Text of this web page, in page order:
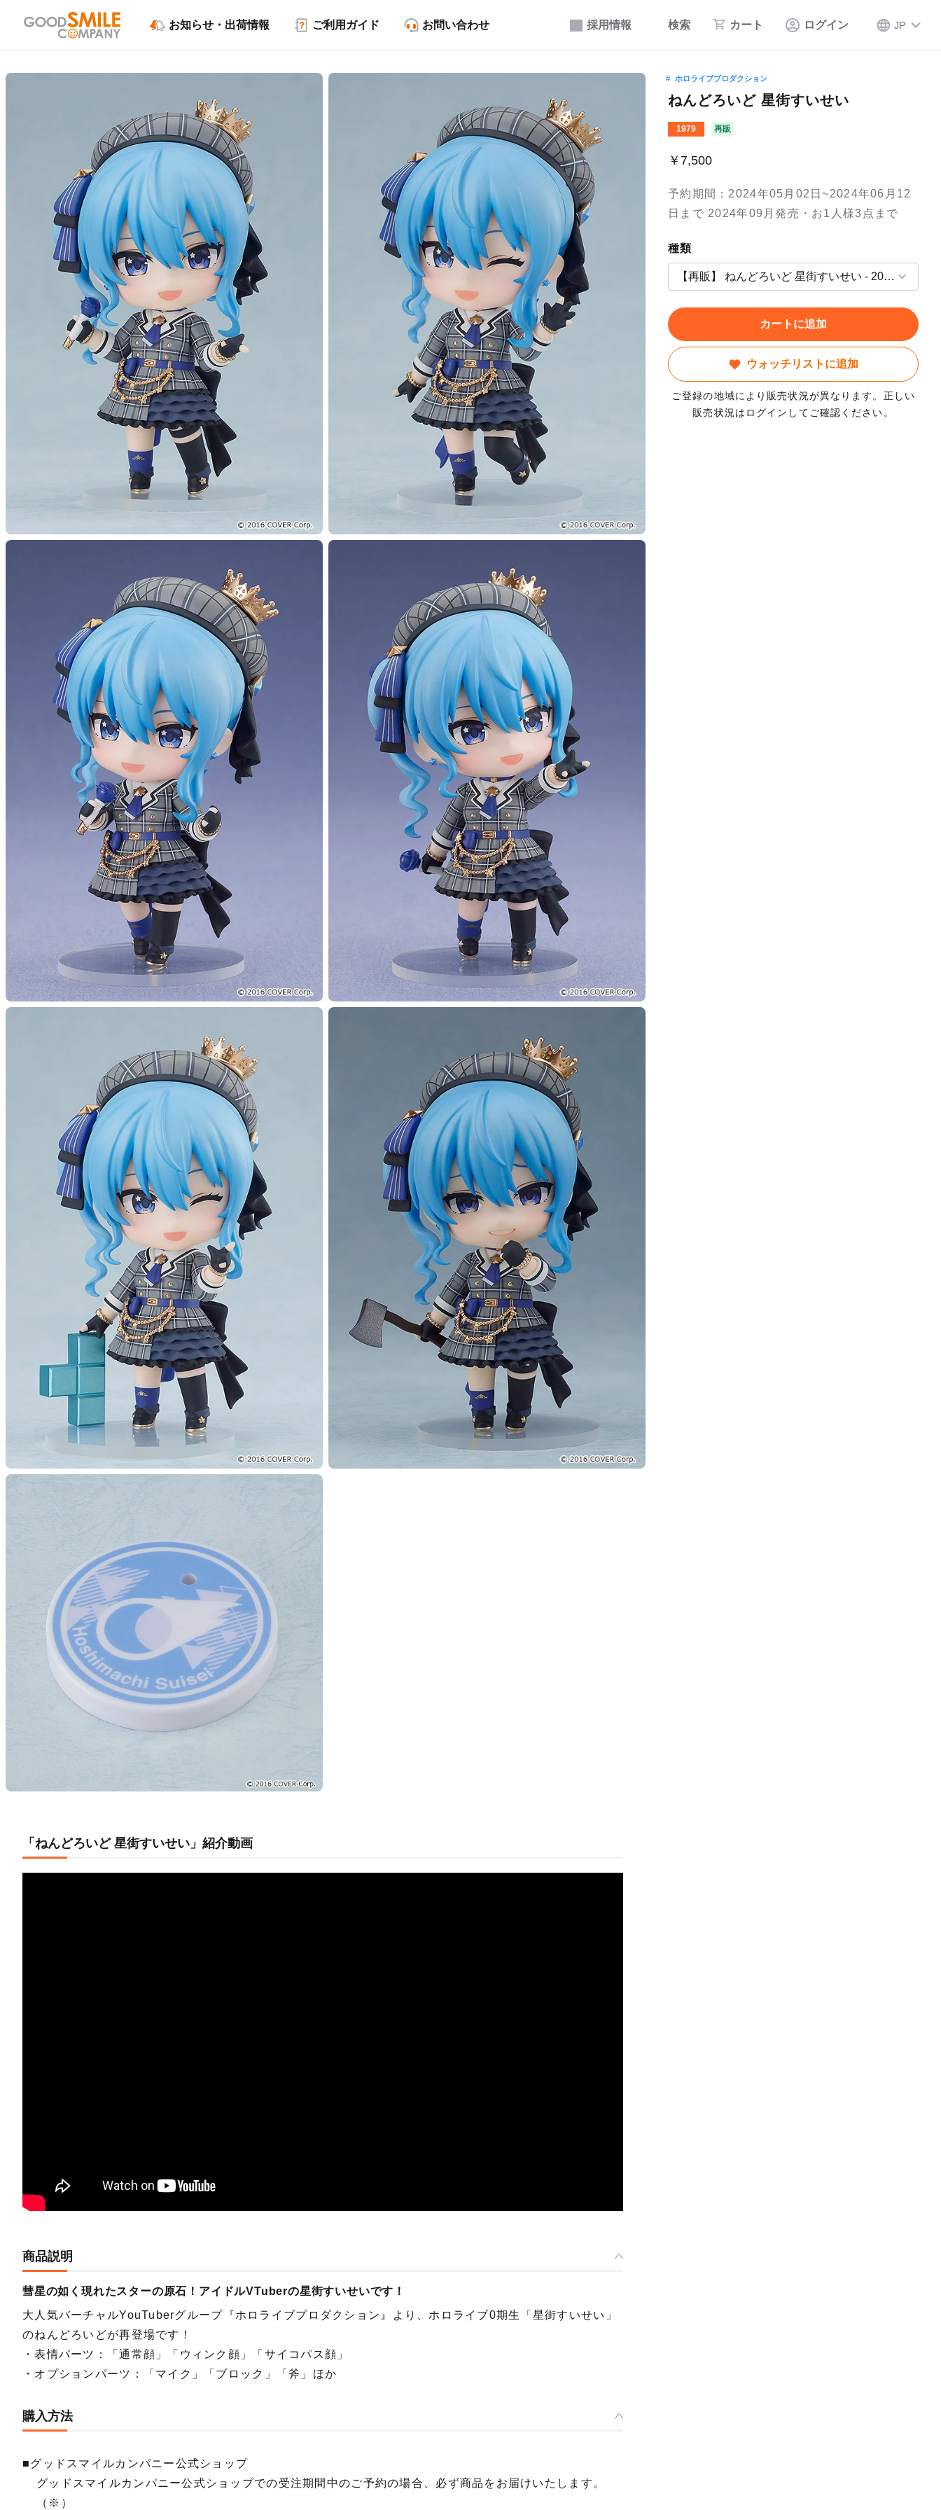
採用情報 検索 カート ログイン JP
お知らせ・出荷情報 ご利用ガイド お問い合わせ
ホロライブプロダクション
ねんどろいど 星街すいせい
1979 再販
￥7,500
予約期間：2024年05月02日~2024年06月12
日まで 2024年09月発売・お1人様3点まで
種類
カートに追加
ウォッチリストに追加
ご登録の地域により販売状況が異なります。正しい
販売状況はログインしてご確認ください。
「ねんどろいど 星街すいせい」紹介動画
商品説明
彗星の如く現れたスターの原石！アイドルVTuberの星街すいせいです！
大人気バーチャルYouTuberグループ『ホロライブプロダクション』より、ホロライブ0期生「星街すいせい」
のねんどろいどが再登場です！
・表情パーツ：「通常顔」「ウィンク顔」「サイコパス顔」
・オプションパーツ：「マイク」「ブロック」「斧」ほか
購入方法
■グッドスマイルカンパニー公式ショップ
グッドスマイルカンパニー公式ショップでの受注期間中のご予約の場合、必ず商品をお届けいたします。
（※）